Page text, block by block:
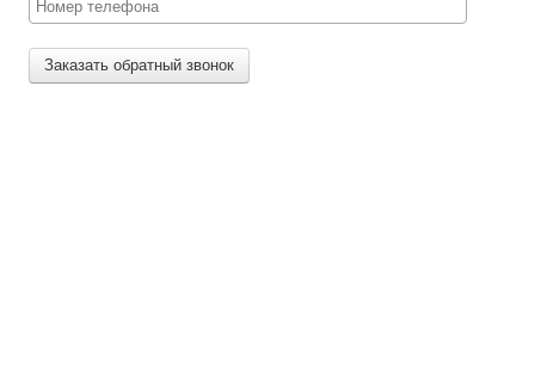
Заказать обратный звонок